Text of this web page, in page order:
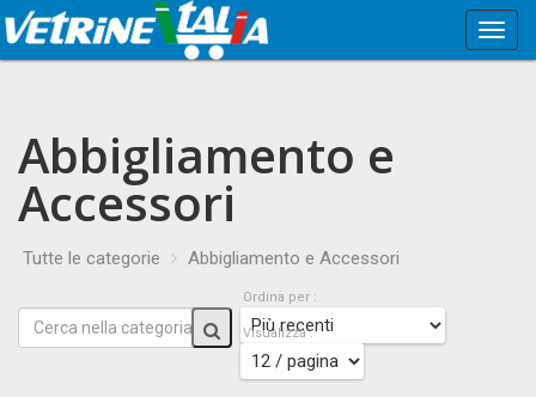
Menù
Abbigliamento e
Accessori
Tutte le categorie Abbigliamento e Accessori
Ordina per :
Visualizza :